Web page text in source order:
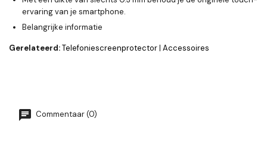
ervaring van je smartphone.
Belangrijke informatie
Gerelateerd:Telefoniescreenprotector| Accessoires
Commentaar (0)